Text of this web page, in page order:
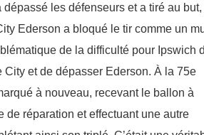
dépassé les défenseurs et a tiré au but,
Ederson a bloqué le tir comme un
de la difficulté pour Ipswich
City et de dépasser Ederson. À la 75e
à nouveau, recevant le ballon à
de réparation et effectuant une autre